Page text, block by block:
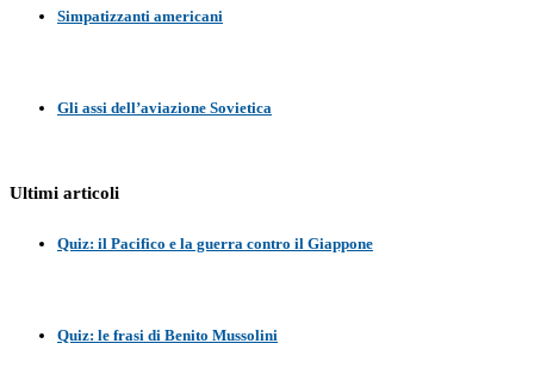
Simpatizzanti americani
Gli assi dell’aviazione Sovietica
Ultimi articoli
Quiz: il Pacifico e la guerra contro il Giappone
Quiz: le frasi di Benito Mussolini